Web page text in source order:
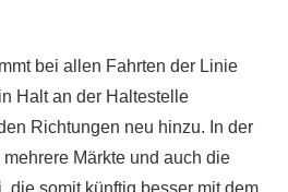
bei allen Fahrten der Linie
Halt an der Haltestelle
Richtungen neu hinzu. In der
Märkte und auch die
die somit künftig besser mit dem